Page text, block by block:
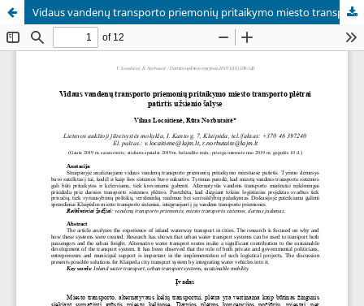
Vidaus vandenų transporto priemonių pritaikymo miesto transporto plėtrai patirtis užsienio šalyse